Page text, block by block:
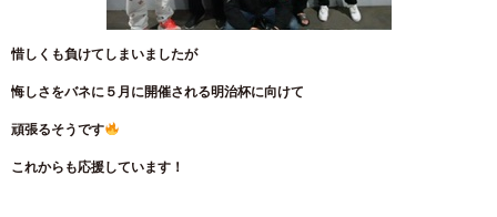
惜しくも負けてしまいましたが
悔しさをバネに５月に開催される明治杯に向けて
頑張るそうです
これからも応援しています！